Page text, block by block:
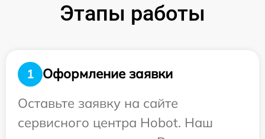
Этапы работы
1
Оформление заявки
Оставьте заявку на сайте
сервисного центра Hobot. Наш